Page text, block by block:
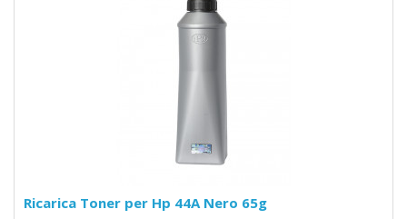
Ricarica Toner per Hp 44A Nero 65g